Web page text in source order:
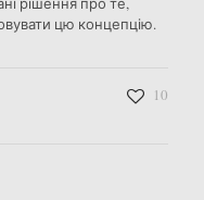
цю концепцію.
10